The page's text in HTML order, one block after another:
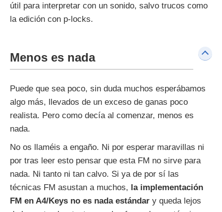
útil para interpretar con un sonido, salvo trucos como
la edición con p-locks.
Menos es nada
Puede que sea poco, sin duda muchos esperábamos
algo más, llevados de un exceso de ganas poco
realista. Pero como decía al comenzar, menos es
nada.
No os llaméis a engaño. Ni por esperar maravillas ni
por tras leer esto pensar que esta FM no sirve para
nada. Ni tanto ni tan calvo. Si ya de por sí las
técnicas FM asustan a muchos, la implementación
FM en A4/Keys no es nada estándar y queda lejos